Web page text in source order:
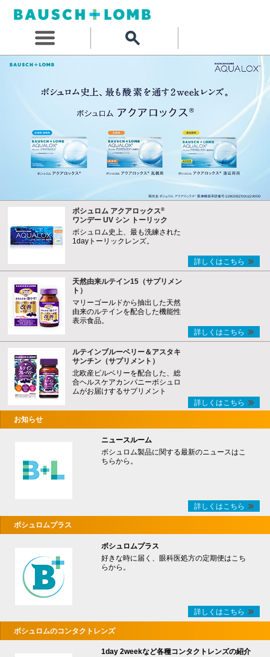
ボシュロム アクアロックス®
ワンデー UV シン トーリック
ボシュロム史上、最も洗練された
1dayトーリックレンズ。
詳しくはこちら
天然由来ルテイン15（サプリメン
ト）
マリーゴールドから抽出した天然
由来のルテインを配合した機能性
表示食品。
詳しくはこちら
ルテインブルーベリー＆アスタキ
サンチン（サプリメント）
北欧産ビルベリーを配合した、総
合ヘルスケアカンパニーボシュロ
ムがお届けするサプリメント
詳しくはこちら
お知らせ
ニュースルーム
ボシュロム製品に関する最新のニュースはこ
ちらから。
詳しくはこちら
ボシュロムプラス
ボシュロムプラス
好きな時に届く、眼科医処方の定期便はこち
らから。
詳しくはこちら
ボシュロムのコンタクトレンズ
1day 2weekなど各種コンタクトレンズの紹介